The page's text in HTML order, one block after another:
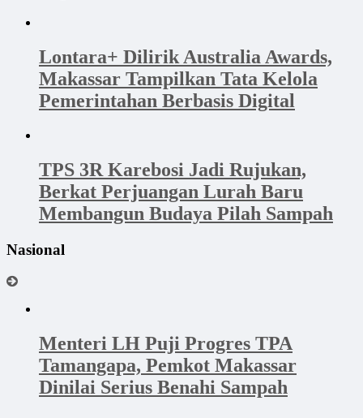
Lontara+ Dilirik Australia Awards,
Makassar Tampilkan Tata Kelola
Pemerintahan Berbasis Digital
TPS 3R Karebosi Jadi Rujukan,
Berkat Perjuangan Lurah Baru
Membangun Budaya Pilah Sampah
Nasional
Menteri LH Puji Progres TPA
Tamangapa, Pemkot Makassar
Dinilai Serius Benahi Sampah